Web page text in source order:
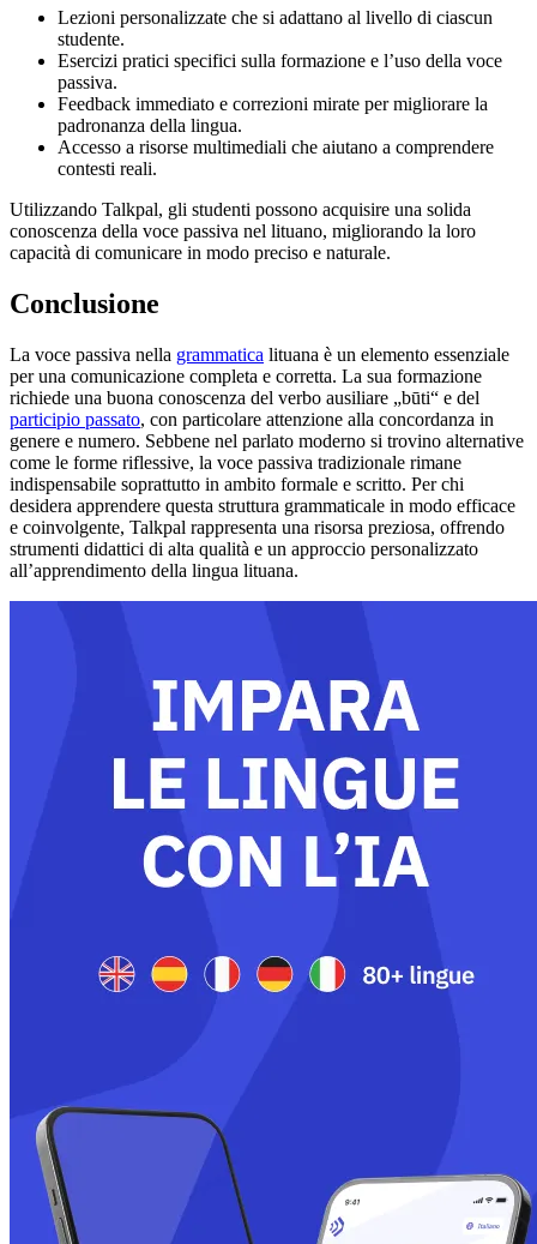
Lezioni personalizzate che si adattano al livello di ciascun
studente.
Esercizi pratici specifici sulla formazione e l’uso della voce
passiva.
Feedback immediato e correzioni mirate per migliorare la
padronanza della lingua.
Accesso a risorse multimediali che aiutano a comprendere
contesti reali.
Utilizzando Talkpal, gli studenti possono acquisire una solida
conoscenza della voce passiva nel lituano, migliorando la loro
capacità di comunicare in modo preciso e naturale.
Conclusione
La voce passiva nella grammatica lituana è un elemento essenziale
per una comunicazione completa e corretta. La sua formazione
richiede una buona conoscenza del verbo ausiliare „būti“ e del
participio passato, con particolare attenzione alla concordanza in
genere e numero. Sebbene nel parlato moderno si trovino alternative
come le forme riflessive, la voce passiva tradizionale rimane
indispensabile soprattutto in ambito formale e scritto. Per chi
desidera apprendere questa struttura grammaticale in modo efficace
e coinvolgente, Talkpal rappresenta una risorsa preziosa, offrendo
strumenti didattici di alta qualità e un approccio personalizzato
all’apprendimento della lingua lituana.